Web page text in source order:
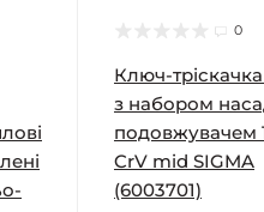
0
Ключ-тріскачка
з набором
подовжувачем
CrV mid SIGMA
(6003701)